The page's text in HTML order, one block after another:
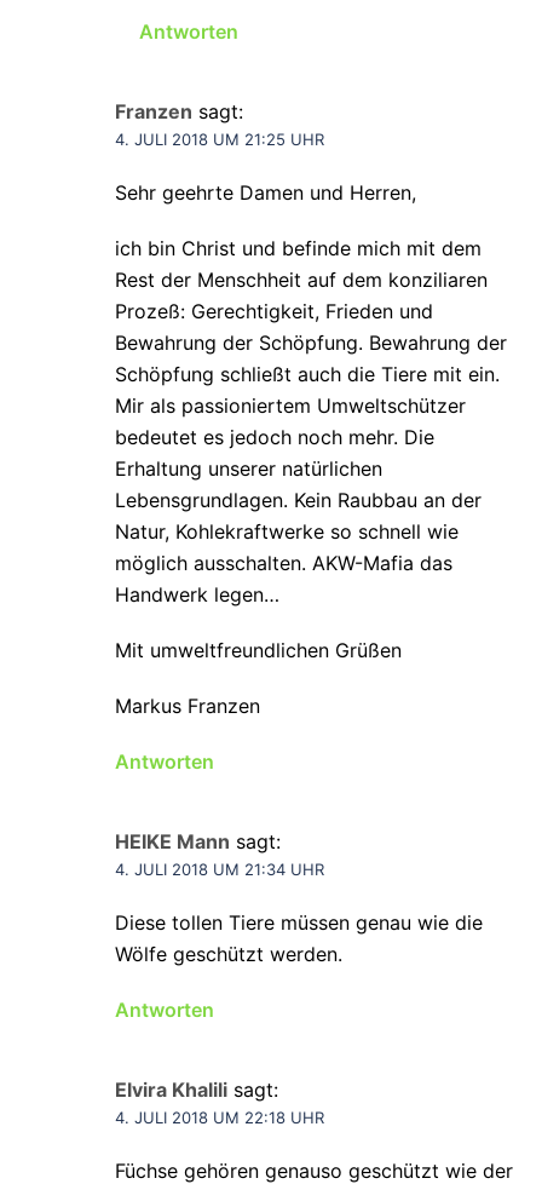
Antworten
Franzen sagt:
4. JULI 2018 UM 21:25 UHR
Sehr geehrte Damen und Herren,
ich bin Christ und befinde mich mit dem
Rest der Menschheit auf dem konziliaren
Prozeß: Gerechtigkeit, Frieden und
Bewahrung der Schöpfung. Bewahrung der
Schöpfung schließt auch die Tiere mit ein.
Mir als passioniertem Umweltschützer
bedeutet es jedoch noch mehr. Die
Erhaltung unserer natürlichen
Lebensgrundlagen. Kein Raubbau an der
Natur, Kohlekraftwerke so schnell wie
möglich ausschalten. AKW-Mafia das
Handwerk legen…
Mit umweltfreundlichen Grüßen
Markus Franzen
Antworten
HEIKE Mann sagt:
4. JULI 2018 UM 21:34 UHR
Diese tollen Tiere müssen genau wie die
Wölfe geschützt werden.
Antworten
Elvira Khalili sagt:
4. JULI 2018 UM 22:18 UHR
Füchse gehören genauso geschützt wie der